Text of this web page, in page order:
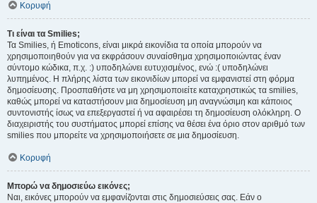
Κορυφή
Τι είναι τα Smilies;
Τα Smilies, ή Emoticons, είναι μικρά εικονίδια τα οποία μπορούν να
χρησιμοποιηθούν για να εκφράσουν συναίσθημα χρησιμοποιώντας έναν
σύντομο κώδικα, π.χ. :) υποδηλώνει ευτυχισμένος, ενώ :( υποδηλώνει
λυπημένος. Η πλήρης λίστα των εικονιδίων μπορεί να εμφανιστεί στη φόρμα
δημοσίευσης. Προσπαθήστε να μη χρησιμοποιείτε καταχρηστικώς τα smilies,
καθώς μπορεί να καταστήσουν μια δημοσίευση μη αναγνώσιμη και κάποιος
συντονιστής ίσως να επεξεργαστεί ή να αφαιρέσει τη δημοσίευση ολόκληρη. Ο
διαχειριστής του συστήματος μπορεί επίσης να θέσει ένα όριο στον αριθμό των
smilies που μπορείτε να χρησιμοποιήσετε σε μια δημοσίευση.
Κορυφή
Μπορώ να δημοσιεύω εικόνες;
Ναι, εικόνες μπορούν να εμφανίζονται στις δημοσιεύσεις σας. Εάν ο